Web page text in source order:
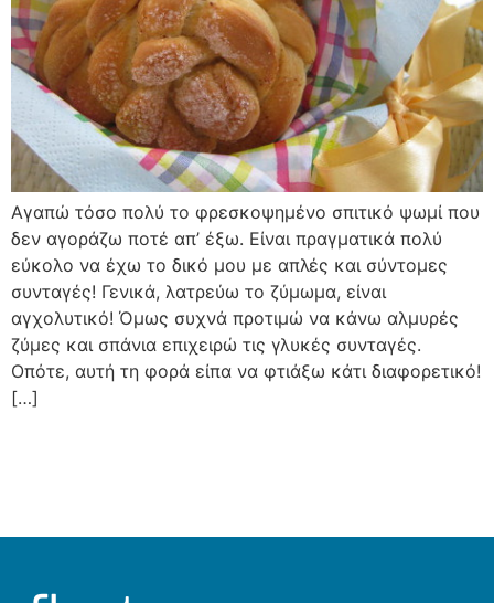
Αγαπώ τόσο πολύ το φρεσκοψημένο σπιτικό ψωμί που
δεν αγοράζω ποτέ απ’ έξω. Είναι πραγματικά πολύ
εύκολο να έχω το δικό μου με απλές και σύντομες
συνταγές! Γενικά, λατρεύω το ζύμωμα, είναι
αγχολυτικό! Όμως συχνά προτιμώ να κάνω αλμυρές
ζύμες και σπάνια επιχειρώ τις γλυκές συνταγές.
Οπότε, αυτή τη φορά είπα να φτιάξω κάτι διαφορετικό!
[…]